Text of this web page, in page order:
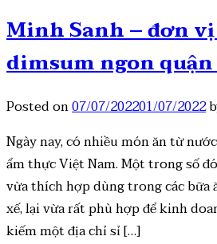
Minh Sanh – đơn
dimsum ngon quận
Posted on07/07/202201/07/2022
Ngày nay, có nhiều món ăn từ
ẩm thực Việt Nam. Một trong số
vừa thích hợp dùng trong các bữa
xế, lại vừa rất phù hợp để kinh
kiếm một địa chỉ sỉ […]